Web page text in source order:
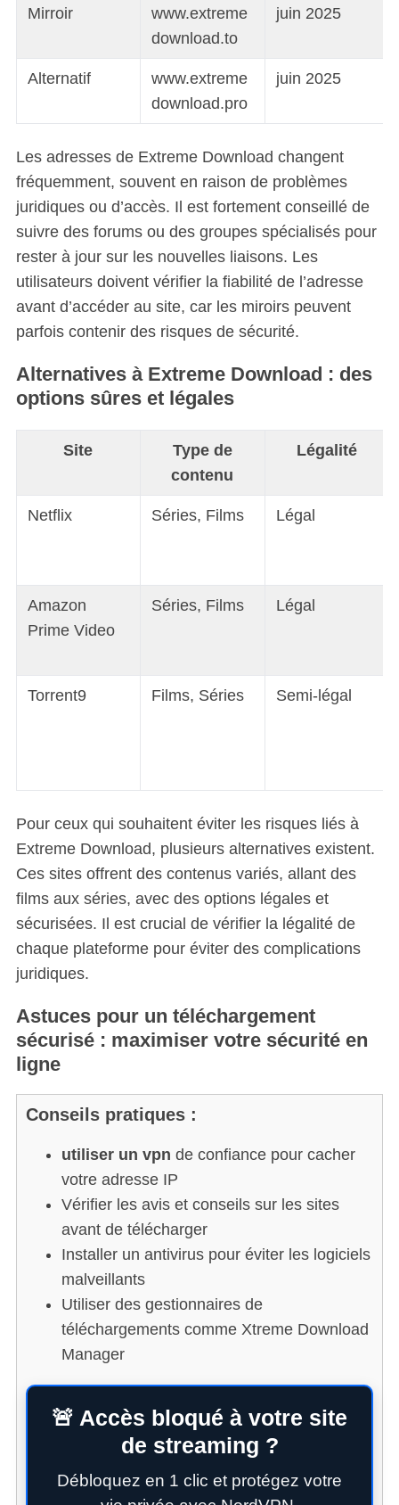
Mirroir
www.extreme
download.to
juin 2025
Alternatif
www.extreme
download.pro
juin 2025
Les adresses de Extreme Download changent
fréquemment, souvent en raison de problèmes
juridiques ou d’accès. Il est fortement conseillé de
suivre des forums ou des groupes spécialisés pour
rester à jour sur les nouvelles liaisons. Les
utilisateurs doivent vérifier la fiabilité de l’adresse
avant d’accéder au site, car les miroirs peuvent
parfois contenir des risques de sécurité.
Alternatives à Extreme Download : des
options sûres et légales
Site
Type de
contenu
Légalité
Netflix Séries, Films Légal
Amazon
Prime Video
Séries, Films Légal
Torrent9 Films, Séries Semi-légal
Pour ceux qui souhaitent éviter les risques liés à
Extreme Download, plusieurs alternatives existent.
Ces sites offrent des contenus variés, allant des
films aux séries, avec des options légales et
sécurisées. Il est crucial de vérifier la légalité de
chaque plateforme pour éviter des complications
juridiques.
Astuces pour un téléchargement
sécurisé : maximiser votre sécurité en
ligne
Conseils pratiques :
utiliser un vpn de confiance pour cacher
votre adresse IP
Vérifier les avis et conseils sur les sites
avant de télécharger
Installer un antivirus pour éviter les logiciels
malveillants
Utiliser des gestionnaires de
téléchargements comme Xtreme Download
Manager
🚨 Accès bloqué à votre site
de streaming ?
Débloquez en 1 clic et protégez votre
c
h